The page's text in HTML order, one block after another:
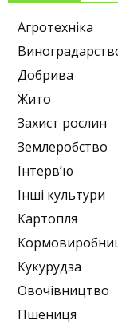
Агротехніка
Добрива
Жито
Захист рослин
Землеробство
Інтерв’ю
Інші культури
Картопля
Кукурудза
Овочівництво
Пшениця